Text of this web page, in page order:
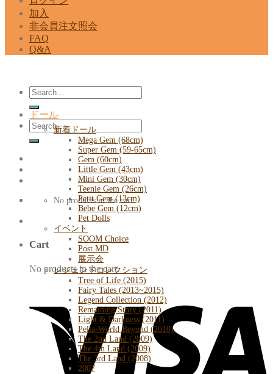
加入
非会員注文照会
FAQ
Q&A
Search
for:
Search
for:
No products in the cart.
Cart
No products in the cart.
ドール
新着ドール
Mega Gem (68cm)
Super Gem (59-65cm)
Gem (60cm)
Little Gem (43cm)
Mini Gem (30cm)
Teenie Gem (26cm)
Petit Gem (13cm)
Bebe Gem (12cm)
Pet Dolls
イベント
SOOM Choice
Post MD
展示会
レジェンドコレクション
Tree of Life (2015)
Fairy Tales (2013~2015)
Legend Collection (2012)
Remaining Story (2011)
Light & Darkness (2011)
Pella-World Beyond (2010)
The 2nd Land (2009)
The 4th Land (2009)
The 3rd Land (2008)
2007